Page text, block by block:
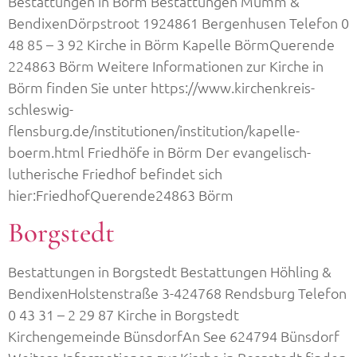
BendixenDörpstroot 1924861 Bergenhusen Telefon 0
48 85 – 3 92 Kirche in Börm Kapelle BörmQuerende
224863 Börm Weitere Informationen zur Kirche in
Börm finden Sie unter https://www.kirchenkreis-
schleswig-
flensburg.de/institutionen/institution/kapelle-
boerm.html Friedhöfe in Börm Der evangelisch-
lutherische Friedhof befindet sich
hier:FriedhofQuerende24863 Börm
Borgstedt
Bestattungen in Borgstedt Bestattungen Höhling &
BendixenHolstenstraße 3-424768 Rendsburg Telefon
0 43 31 – 2 29 87 Kirche in Borgstedt
Kirchengemeinde BünsdorfAn See 624794 Bünsdorf